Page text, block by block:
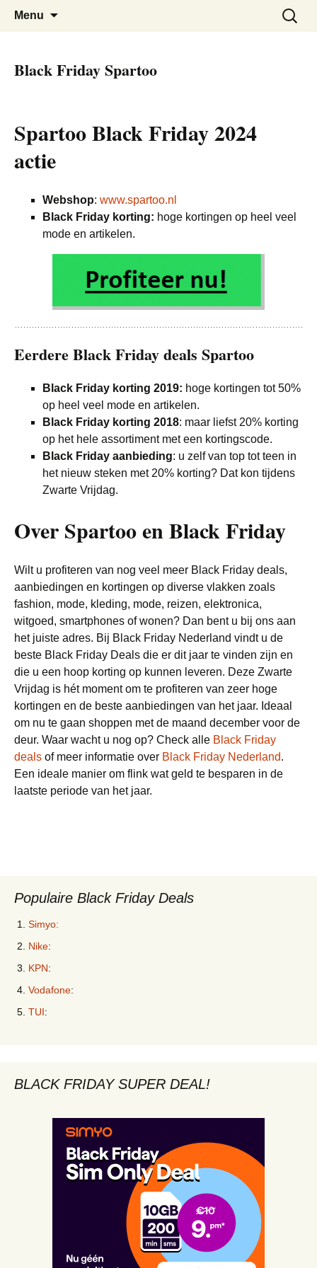
Black Friday Super SALE
De beste kortingen bij elkaar!
Menu
Zoeken
naar:
Black Friday Spartoo
Spartoo Black Friday 2024
actie
Webshop: www.spartoo.nl
Black Friday korting: hoge kortingen op heel veel
mode en artikelen.
Eerdere Black Friday deals Spartoo
Black Friday korting 2019: hoge kortingen tot 50%
op heel veel mode en artikelen.
Black Friday korting 2018: maar liefst 20% korting
op het hele assortiment met een kortingscode.
Black Friday aanbieding: u zelf van top tot teen in
het nieuw steken met 20% korting? Dat kon tijdens
Zwarte Vrijdag.
Over Spartoo en Black Friday
Wilt u profiteren van nog veel meer Black Friday deals,
aanbiedingen en kortingen op diverse vlakken zoals
fashion, mode, kleding, mode, reizen, elektronica,
witgoed, smartphones of wonen? Dan bent u bij ons aan
het juiste adres. Bij Black Friday Nederland vindt u de
beste Black Friday Deals die er dit jaar te vinden zijn en
die u een hoop korting op kunnen leveren. Deze Zwarte
Vrijdag is hét moment om te profiteren van zeer hoge
kortingen en de beste aanbiedingen van het jaar. Ideaal
om nu te gaan shoppen met de maand december voor de
deur. Waar wacht u nog op? Check alle Black Friday
deals of meer informatie over Black Friday Nederland.
Een ideale manier om flink wat geld te besparen in de
laatste periode van het jaar.
Populaire Black Friday Deals
Simyo:
Nike:
KPN:
Vodafone:
TUI:
BLACK FRIDAY SUPER DEAL!